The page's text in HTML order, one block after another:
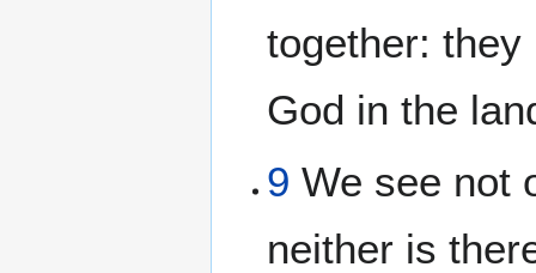
together:
God in the
9 We see not
neither is